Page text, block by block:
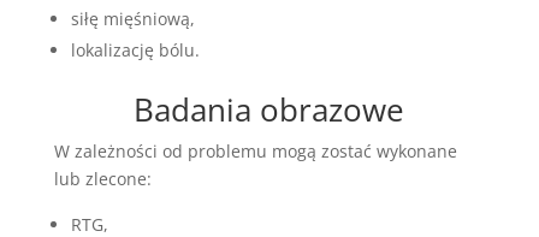
siłę mięśniową,
lokalizację bólu.
Badania obrazowe
W zależności od problemu mogą zostać wykonane
lub zlecone:
RTG,